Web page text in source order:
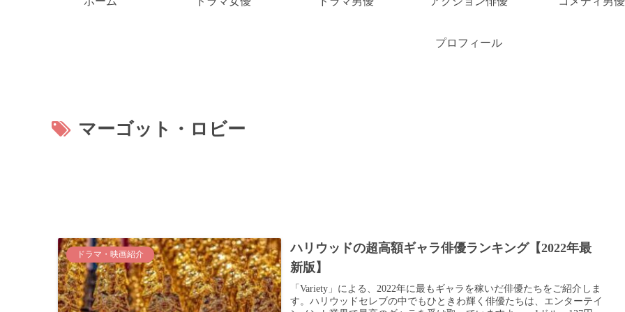
プロフィール
マーゴット・ロビー
ドラマ・映画紹介
ハリウッドの超高額ギャラ俳優ランキング【2022年最
新版】
「Variety」による、2022年に最もギャラを稼いだ俳優たちをご紹介しま
す。ハリウッドセレブの中でもひときわ輝く俳優たちは、エンターテイ